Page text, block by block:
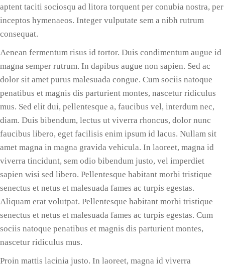
aptent taciti sociosqu ad litora torquent per conubia nostra, per
inceptos hymenaeos. Integer vulputate sem a nibh rutrum
consequat.
Aenean fermentum risus id tortor. Duis condimentum augue id
magna semper rutrum. In dapibus augue non sapien. Sed ac
dolor sit amet purus malesuada congue. Cum sociis natoque
penatibus et magnis dis parturient montes, nascetur ridiculus
mus. Sed elit dui, pellentesque a, faucibus vel, interdum nec,
diam. Duis bibendum, lectus ut viverra rhoncus, dolor nunc
faucibus libero, eget facilisis enim ipsum id lacus. Nullam sit
amet magna in magna gravida vehicula. In laoreet, magna id
viverra tincidunt, sem odio bibendum justo, vel imperdiet
sapien wisi sed libero. Pellentesque habitant morbi tristique
senectus et netus et malesuada fames ac turpis egestas.
Aliquam erat volutpat. Pellentesque habitant morbi tristique
senectus et netus et malesuada fames ac turpis egestas. Cum
sociis natoque penatibus et magnis dis parturient montes,
nascetur ridiculus mus.
Proin mattis lacinia justo. In laoreet, magna id viverra